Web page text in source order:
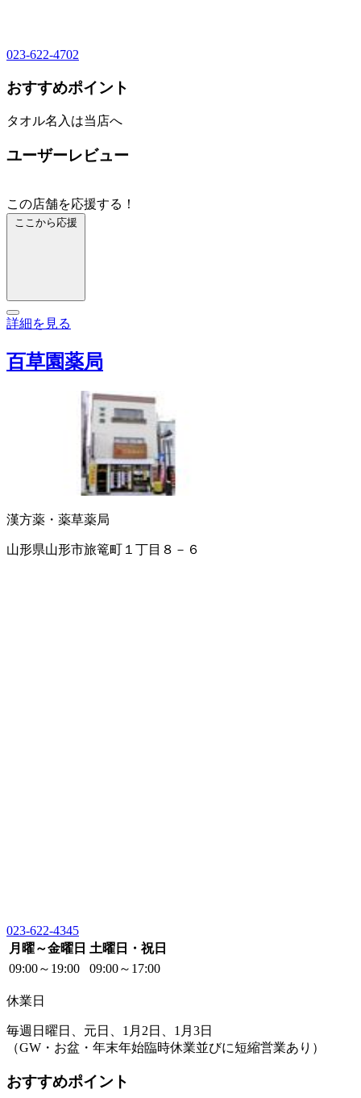
023-622-4702
おすすめポイント
タオル名入は当店へ
ユーザーレビュー
この店舗を応援する！
ここから応援
詳細を見る
百草園薬局
漢方薬・薬草薬局
山形県山形市旅篭町１丁目８－６
023-622-4345
月曜～金曜日 土曜日・祝日
09:00～19:00
09:00～17:00
休業日
毎週日曜日、元日、1月2日、1月3日
（GW・お盆・年末年始臨時休業並びに短縮営業あり）
おすすめポイント